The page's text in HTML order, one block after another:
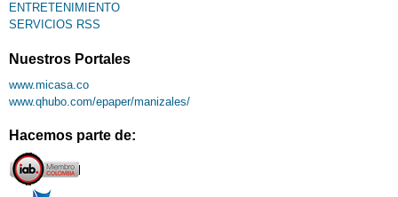
ENTRETENIMIENTO
SERVICIOS RSS
Nuestros Portales
www.micasa.co
www.qhubo.com/epaper/manizales/
Hacemos parte de: